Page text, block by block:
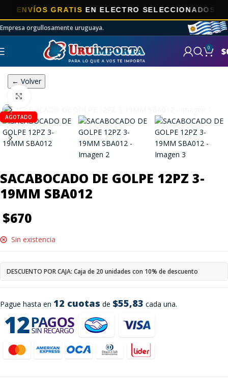
GRATISEN ELECTRO SELECCIONADOS!
Empresa orgullosamente uruguaya.
0 $
← Volver
AGOTADO
SACABOCADO DE GOLPE 12PZ 3-
19MM SBA012
$670
Pague hasta en 12 cuotas de $55,83 cada una.
Sin existencia
DESCUENTO POR CAJA: Caja de 20 unidades con 10% de descuento